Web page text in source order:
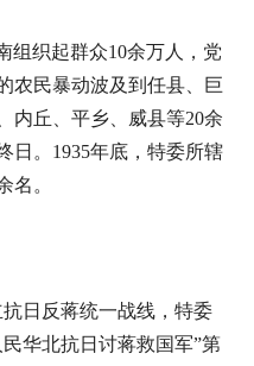
组织起群众10余万人，党
农民暴动波及到任县、巨
内丘、平乡、威县等20余
日。1935年底，特委所辖
名。
日反蒋统一战线，特委
华北抗日讨蒋救国军”第